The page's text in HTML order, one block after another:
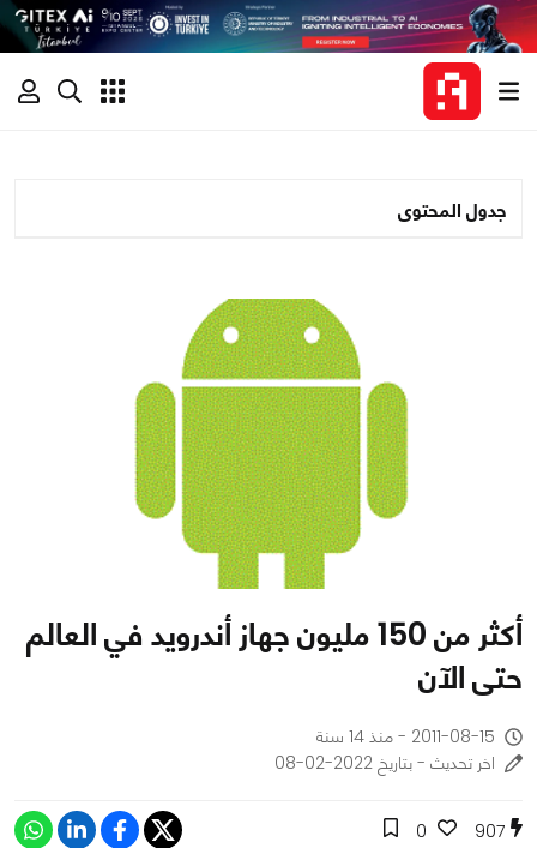
جدول المحتوى
أكثر من 150 مليون جهاز أندرويد في العالم
حتى الآن
2011-08-15 - منذ 14 سنة
اخر تحديث - بتاريخ 2022-02-08
907
0